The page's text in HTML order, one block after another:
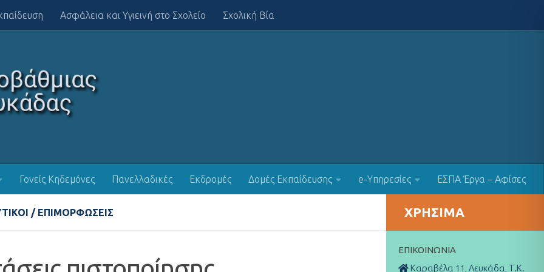
Ασφάλεια και Υγιεινή στο Σχολείο Σχολική Βία
Γονείς Κηδεμόνες Πανελλαδικές Εκδρομές Δομές Εκπαίδευσης e-Υπηρεσίες ΕΣΠΑ Έργα – Αφίσες
/ ΕΠΙΜΟΡΦΏΣΕΙΣ ΧΡΉΣΙΜΑ
ΕΠΙΚΟΙΝΩΝΊΑ
Καραβέλα 11, Λευκάδα, Τ.Κ.